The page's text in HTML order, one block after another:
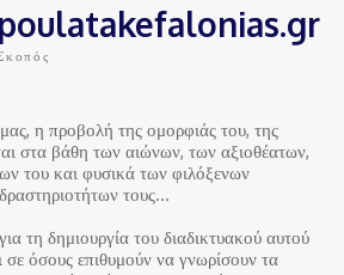
poulatakefalonias.gr
η προβολή της ομορφιάς του, της
στα βάθη των αιώνων, των αξιοθέατων,
του και φυσικά των φιλόξενων
τους…
τη δημιουργία του διαδικτυακού αυτού
σε όσους επιθυμούν να γνωρίσουν τα